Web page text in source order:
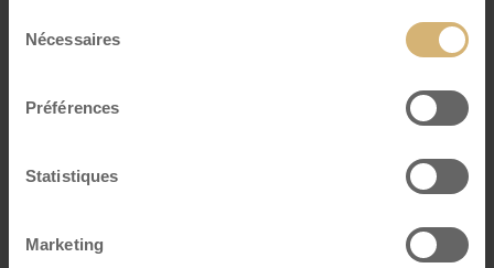
Nécessaires
Préférences
Statistiques
Marketing
VISITE D'USINE & ATELIER CHOCOLAT